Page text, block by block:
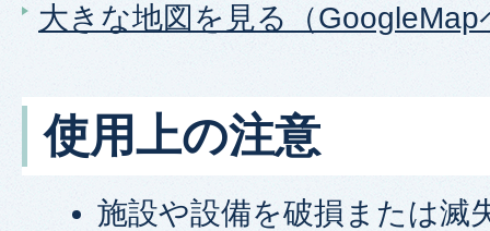
大きな地図を見る（GoogleMap
使用上の注意
施設や設備を破損または滅